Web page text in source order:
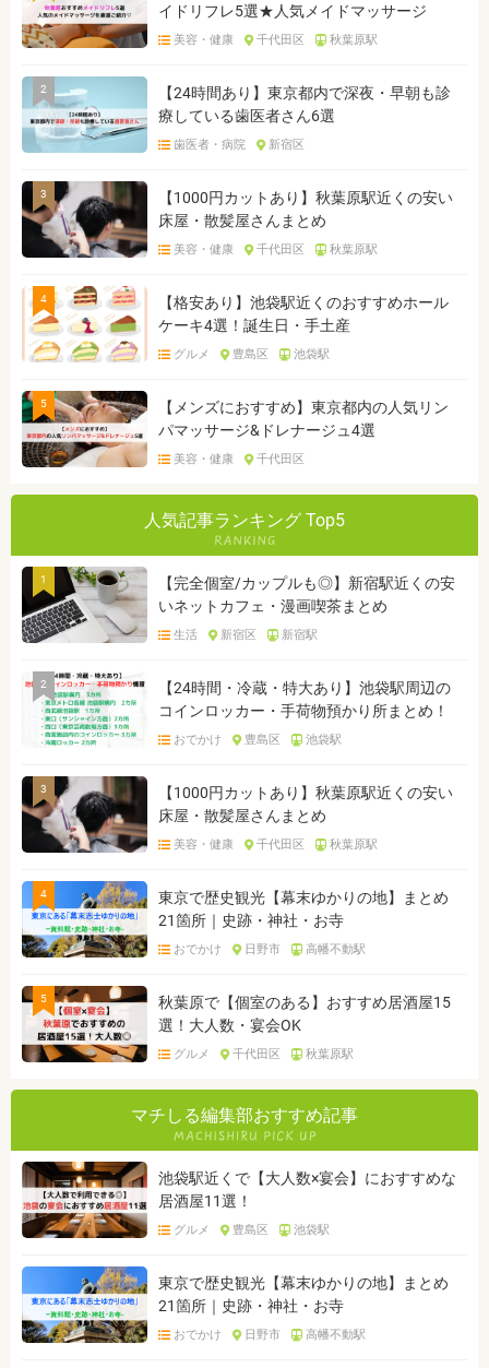
イドリフレ5選★人気メイドマッサージ
美容・健康 千代田区 秋葉原駅
2
【24時間あり】東京都内で深夜・早朝も診
療している歯医者さん6選
歯医者・病院 新宿区
3
【1000円カットあり】秋葉原駅近くの安い
床屋・散髪屋さんまとめ
美容・健康 千代田区 秋葉原駅
4
【格安あり】池袋駅近くのおすすめホール
ケーキ4選！誕生日・手土産
グルメ 豊島区 池袋駅
5
【メンズにおすすめ】東京都内の人気リン
パマッサージ&ドレナージュ4選
美容・健康 千代田区
人気記事ランキング Top5
1
【完全個室/カップルも◎】新宿駅近くの安
いネットカフェ・漫画喫茶まとめ
生活 新宿区 新宿駅
2
【24時間・冷蔵・特大あり】池袋駅周辺の
コインロッカー・手荷物預かり所まとめ！
おでかけ 豊島区 池袋駅
3
【1000円カットあり】秋葉原駅近くの安い
床屋・散髪屋さんまとめ
美容・健康 千代田区 秋葉原駅
4
東京で歴史観光【幕末ゆかりの地】まとめ
21箇所｜史跡・神社・お寺
おでかけ 日野市 高幡不動駅
5
秋葉原で【個室のある】おすすめ居酒屋15
選！大人数・宴会OK
グルメ 千代田区 秋葉原駅
マチしる編集部おすすめ記事
池袋駅近くで【大人数×宴会】におすすめな
居酒屋11選！
グルメ 豊島区 池袋駅
東京で歴史観光【幕末ゆかりの地】まとめ
21箇所｜史跡・神社・お寺
おでかけ 日野市 高幡不動駅